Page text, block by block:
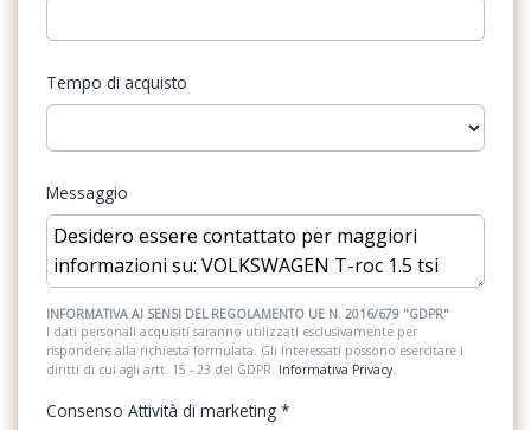
Impianto audio con touchscreen
Inserti in acciaio esterni
Kit riparazione pneumatici / tirefit
Luci diurne
Pacchetto sicurezza
Partenza in salita assistita
Personalizzazioni Linea e Stile
Climatizzatore automatico bizona air care climatronic con filtro
Controllo elettronico stabilità (esc)
Dashpad e inserti in deep iron grey
Digital cockpit pro da 10,25
Dispositivo antiavviamento elettronico
Emergency call
Tempo di acquisto
Messaggio
INFORMATIVA AI SENSI DEL REGOLAMENTO UE N. 2016/679 "GDPR"
I dati personali acquisiti saranno utilizzati esclusivamente per
rispondere alla richiesta formulata. Gli Interessati possono esercitare i
diritti di cui agli artt. 15 - 23 del GDPR. Informativa Privacy
Consenso Attività di marketing *